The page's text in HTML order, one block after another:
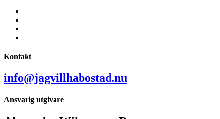
Kontakt
info@jagvillhabostad.nu
Ansvarig utgivare